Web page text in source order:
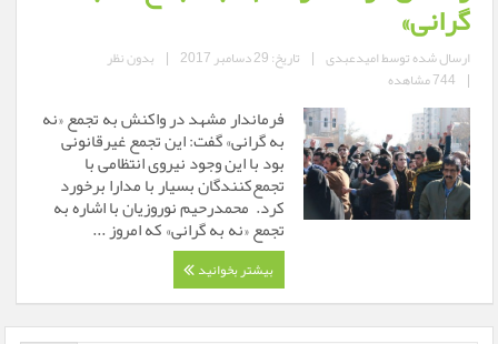
گرانی»
ارسال شده توسطامیدعبدی | تاریخ: 29 دسامبر 2017 | بدون نظر
| 744 مشاهده
فرماندار مشهد در واکنش به تجمع «نه
به گرانی» گفت: این تجمع غیرقانونی
بود با این وجود نیروی انتظامی با
تجمع‌کنندگان بسیار با مدارا برخورد
کرد. محمدرحیم نوروزیان با اشاره به
تجمع «نه به گرانی» که امروز ...
بیشتر بخوانید